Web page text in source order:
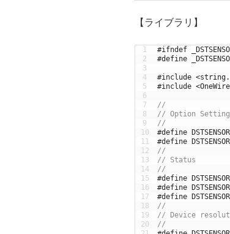
【ライブラリ】
1
2
3
4
5
6
7
8
9
10
11
12
13
14
15
16
17
18
19
20
#ifndef
#define
#include
#include
//
// Option
//
#define
#define
//
// Status
//
#define
#define
#define
//
// Device
//